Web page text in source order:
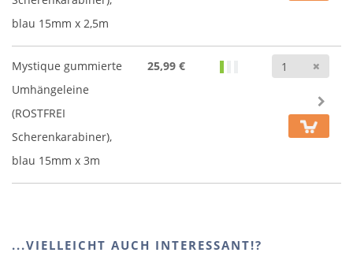
blau 15mm x 2,5m
Mystique gummierte
Umhängeleine
(ROSTFREI
Scherenkarabiner),
blau 15mm x 3m
25,99 €
...VIELLEICHT AUCH INTERESSANT!?